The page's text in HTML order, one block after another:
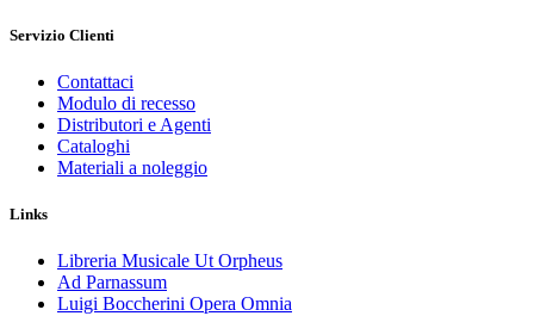
Servizio Clienti
Contattaci
Modulo di recesso
Distributori e Agenti
Cataloghi
Materiali a noleggio
Links
Libreria Musicale Ut Orpheus
Ad Parnassum
Luigi Boccherini Opera Omnia